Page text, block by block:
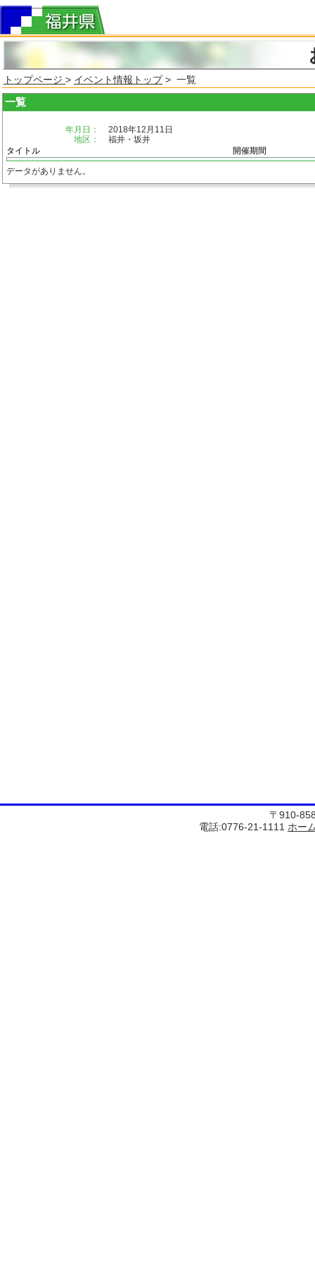
トップページ > イベント情報トップ> 一覧
一覧
年月日：
2018年12月11日
地区：
福井・坂井
タイトル
開催期間
データがありません。
〒910-
電話:0776-21-1111 ホー